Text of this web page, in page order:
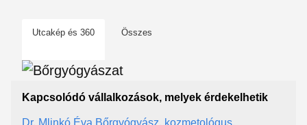
Utcakép és 360 Összes
Kapcsolódó vállalkozások, melyek érdekelhetik
Dr. Mlinkó Éva Bőrgyógyász, kozmetológus,